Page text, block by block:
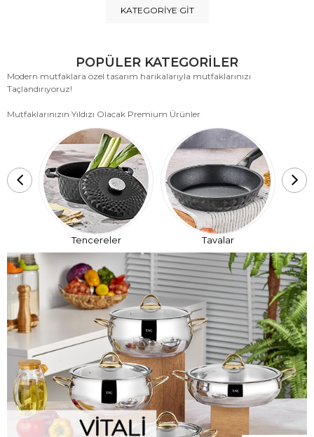
KATEGORIYE GIT
POPÜLER KATEGORİLER
Modern mutfaklara özel tasarım harikalarıyla mutfaklarınızı
Taçlandırıyoruz!
Mutfaklarınızın Yıldızı Olacak Premium Ürünler
Tencereler Tavalar